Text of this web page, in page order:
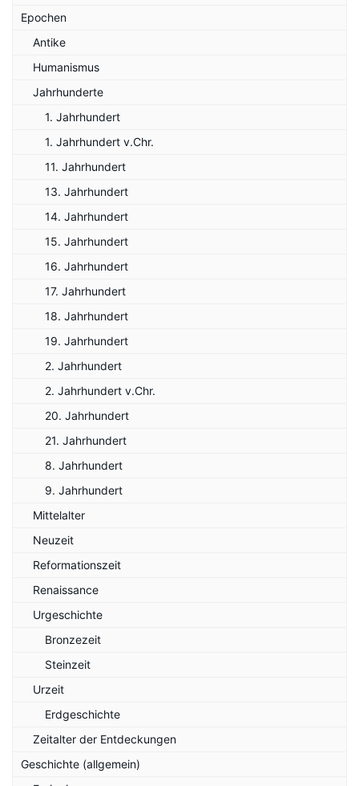
Epochen
Antike
Humanismus
Jahrhunderte
1. Jahrhundert
1. Jahrhundert v.Chr.
11. Jahrhundert
13. Jahrhundert
14. Jahrhundert
15. Jahrhundert
16. Jahrhundert
17. Jahrhundert
18. Jahrhundert
19. Jahrhundert
2. Jahrhundert
2. Jahrhundert v.Chr.
20. Jahrhundert
21. Jahrhundert
8. Jahrhundert
9. Jahrhundert
Mittelalter
Neuzeit
Reformationszeit
Renaissance
Urgeschichte
Bronzezeit
Steinzeit
Urzeit
Erdgeschichte
Zeitalter der Entdeckungen
Geschichte (allgemein)